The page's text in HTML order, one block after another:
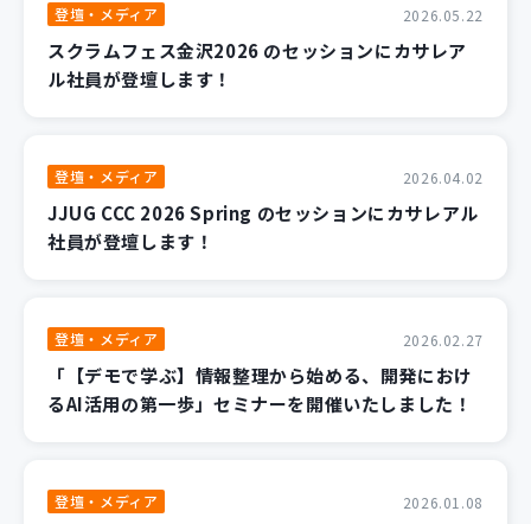
登壇・メディア 2026.05.22
スクラムフェス金沢2026 のセッションにカサレア
ル社員が登壇します！
登壇・メディア 2026.04.02
JJUG CCC 2026 Spring のセッションにカサレアル
社員が登壇します！
登壇・メディア 2026.02.27
「【デモで学ぶ】情報整理から始める、開発におけ
るAI活用の第一歩」セミナーを開催いたしました！
登壇・メディア 2026.01.08